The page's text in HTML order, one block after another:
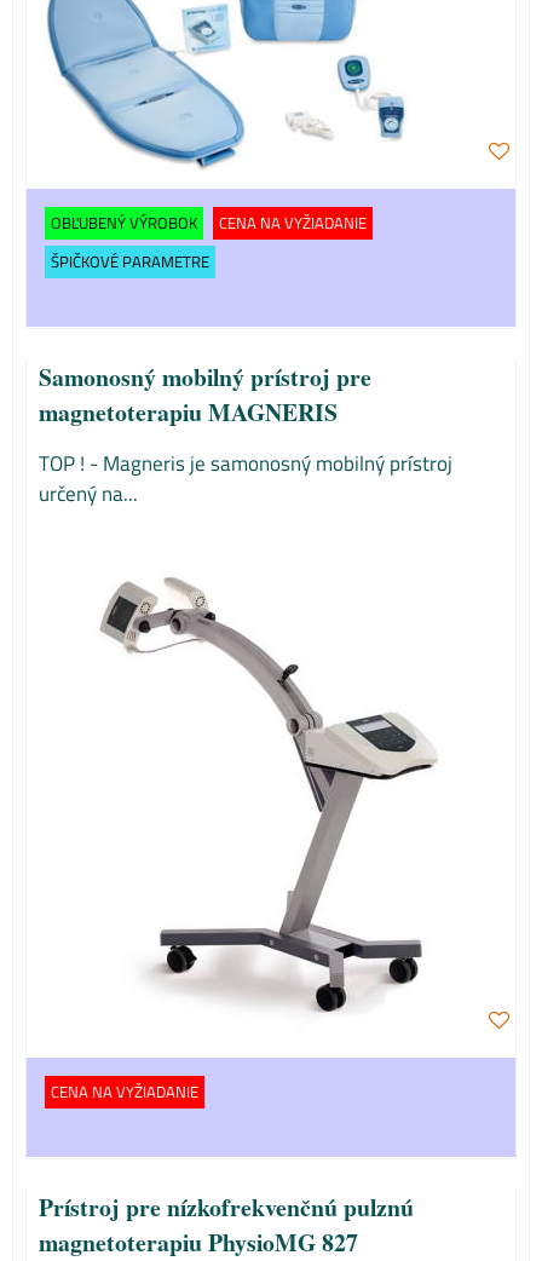
OBĽUBENÝ VÝROBOK
CENA NA VYŽIADANIE
ŠPIČKOVÉ PARAMETRE
Samonosný mobilný prístroj pre
magnetoterapiu MAGNERIS
TOP ! - Magneris je samonosný mobilný prístroj
určený na...
CENA NA VYŽIADANIE
Prístroj pre nízkofrekvenčnú pulznú
magnetoterapiu PhysioMG 827